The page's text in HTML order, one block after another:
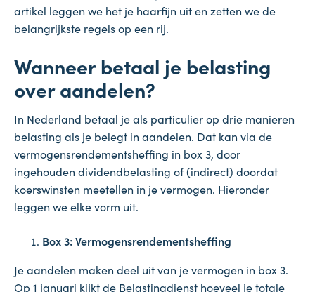
artikel leggen we het je haarfijn uit en zetten we de
belangrijkste regels op een rij.
Wanneer betaal je belasting
over aandelen?
In Nederland betaal je als particulier op drie manieren
belasting als je belegt in aandelen. Dat kan via de
vermogensrendementsheffing in box 3, door
ingehouden dividendbelasting of (indirect) doordat
koerswinsten meetellen in je vermogen. Hieronder
leggen we elke vorm uit.
Box 3: Vermogensrendementsheffing
Je aandelen maken deel uit van je vermogen in box 3.
Op 1 januari kijkt de Belastingdienst hoeveel je totale